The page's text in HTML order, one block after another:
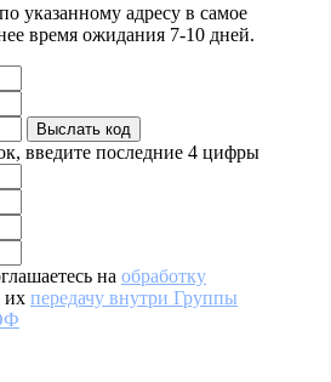
указанному адресу в самое
время ожидания 7-10 дней.
Выслать код
введите последние 4 цифры
на обработку
их передачу внутри Группы